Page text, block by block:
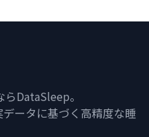
DataSleep。
ータに基づく高精度な睡